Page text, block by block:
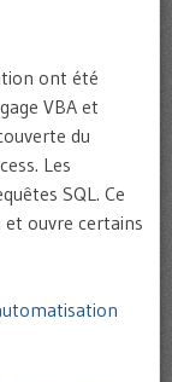
ont été
VBA et
du
Les
SQL. Ce
ouvre certains